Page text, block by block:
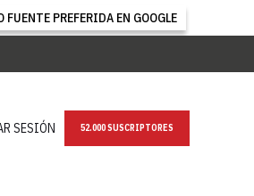
FUENTE PREFERIDA EN GOOGLE
SESIÓN NEWSLETTER